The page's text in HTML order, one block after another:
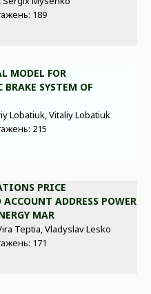
189
MODEL FOR
SYSTEM OF
Lobatiuk, Vitaliy Lobatiuk
215
PRICE
ADDRESS POWER
MAR
Teptia, Vladyslav Lesko
171